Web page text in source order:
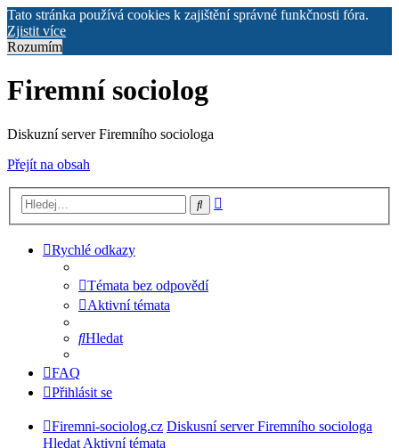
Tato stránka používá cookies k zajištění správné funkčnosti fóra.
Zjistit více
Rozumím
Firemní sociolog
Diskuzní server Firemního sociologa
Přejít na obsah
Hledat
Rychlé odkazy
Témata bez odpovědí
Aktivní témata
Hledat
FAQ
Přihlásit se
Firemni-sociolog.cz Diskusní server Firemního sociologa
HledatAktivní témata